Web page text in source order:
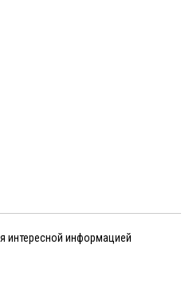
интересной информацией